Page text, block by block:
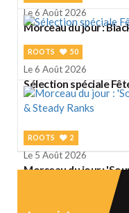
Le 6 Août 2026
Morceau du jour :
ROOTS 50
Le 6 Août 2026
Sélection spéciale
ROOTS 2
Le 5 Août 2026
Morceau du jour :